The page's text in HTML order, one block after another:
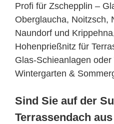
Profi für Zschepplin –
Oberglaucha, Noitzsch,
Naundorf und
Hohenprießnitz für
Glas-Schieanlagen
Wintergarten &
Sind Sie auf der
Terrassendach